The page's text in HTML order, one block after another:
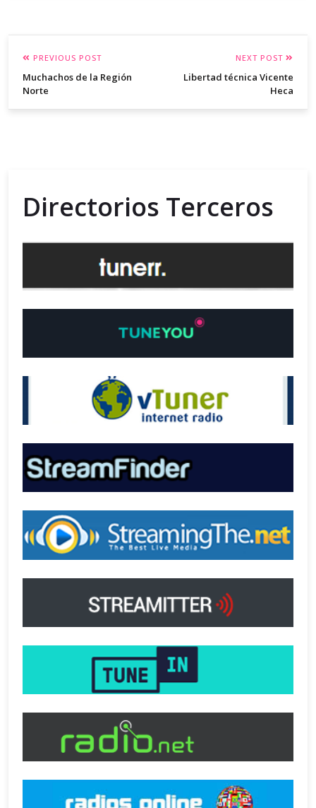
PREVIOUS POST
Muchachos de la Región
Norte
NEXT POST
Libertad técnica Vicente
Heca
Directorios Terceros